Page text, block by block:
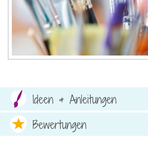
Ideen & Anleitungen
Bewertungen